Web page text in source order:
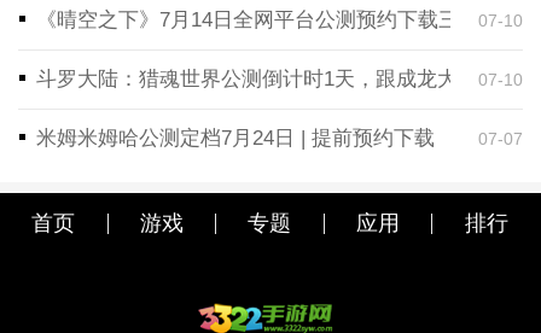
《晴空之下》7月14日全网平台公测预约下载三端同步
07-10
斗罗大陆：猎魂世界公测倒计时1天，跟成龙大哥一起
07-10
米姆米姆哈公测定档7月24日 | 提前预约下载 07-07
首页 游戏 专题 应用 排行